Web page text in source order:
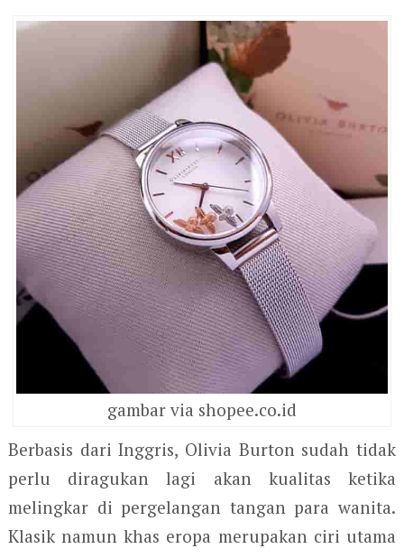
gambar via shopee.co.id
Berbasis dari Inggris, Olivia Burton sudah tidak
perlu diragukan lagi akan kualitas ketika
melingkar di pergelangan tangan para wanita.
Klasik namun khas eropa merupakan ciri utama